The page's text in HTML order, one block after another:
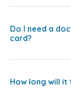
Do I need a
card?
How long will